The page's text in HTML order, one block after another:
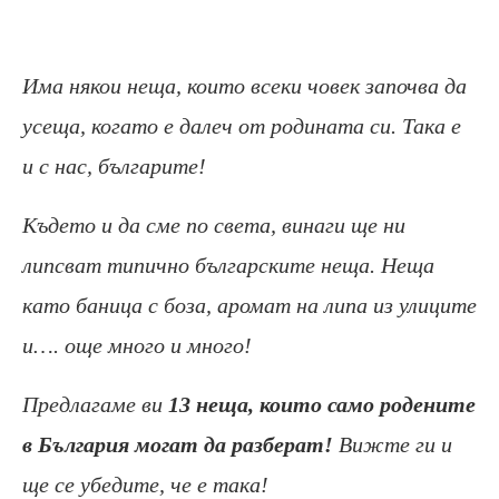
Има някои неща, които всеки човек започва да
усеща, когато е далеч от родината си. Така е
и с нас, българите!
Където и да сме по света, винаги ще ни
липсват типично българските неща. Неща
като баница с боза, аромат на липа из улиците
и…. още много и много!
Предлагаме ви 13 неща, които само родените
в България могат да разберат! Вижте ги и
ще се убедите, че е така!